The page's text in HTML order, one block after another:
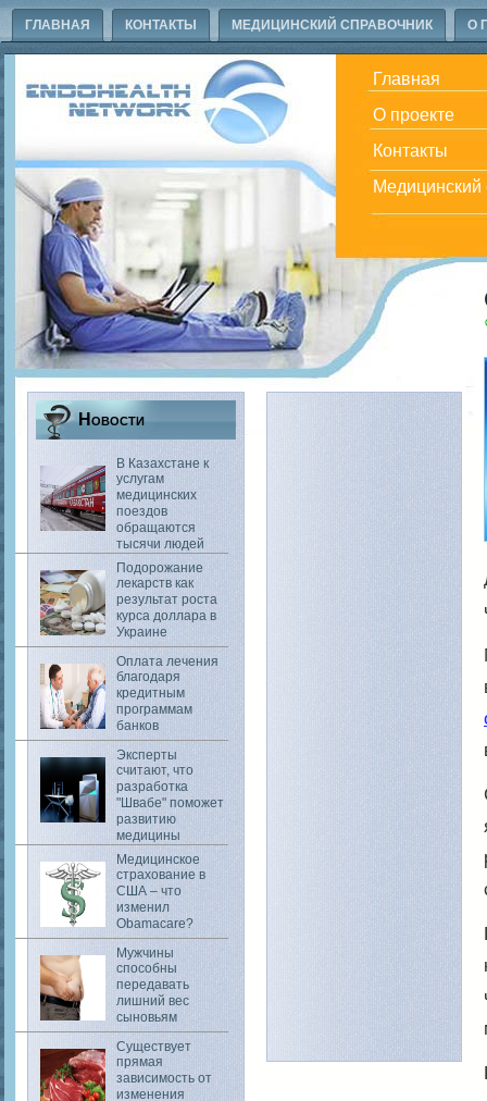
ГЛАВНАЯ КОНТАКТЫ МЕДИЦИНСКИЙ СПРАВОЧНИК О
Главная
О проекте
Контакты
Медицинский
Новости
В Казахстане к
услугам
медицинских
поездов
обращаются
тысячи людей
Подорожание
лекарств как
результат роста
курса доллара в
Украине
Оплата лечения
благодаря
кредитным
программам
банков
Эксперты
считают, что
разработка
"Швабе" поможет
развитию
медицины
Медицинское
страхование в
США – что
изменил
Obamacare?
Мужчины
способны
передавать
лишний вес
сыновьям
Существует
прямая
зависимость от
изменения